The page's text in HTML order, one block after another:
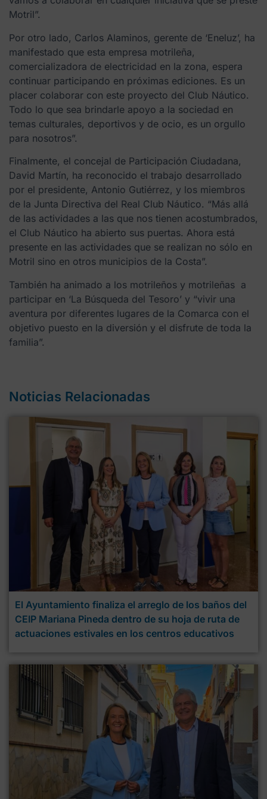
Motril”.
Por otro lado, Carlos Alaminos, gerente de ‘Eneluz’, ha
manifestado que esta empresa motrileña,
comercializadora de electricidad en la zona, espera
continuar participando en próximas ediciones. Es un
placer colaborar con este proyecto del Club Náutico.
Todo lo que sea brindarle apoyo a la sociedad en
temas culturales, deportivos y de ocio, es un orgullo
para nosotros”.
Finalmente, el concejal de Participación Ciudadana,
David Martín, ha reconocido el trabajo desarrollado
por el presidente, Antonio Gutiérrez, y los miembros
de la Junta Directiva del Real Club Náutico. “Más allá
de las actividades a las que nos tienen acostumbrados,
el Club Náutico ha abierto sus puertas. Ahora está
presente en las actividades que se realizan no sólo en
Motril sino en otros municipios de la Costa”.
También ha animado a los motrileños y motrileñas a
participar en ‘La Búsqueda del Tesoro’ y “vivir una
aventura por diferentes lugares de la Comarca con el
objetivo puesto en la diversión y el disfrute de toda la
familia”.
Noticias Relacionadas
El Ayuntamiento finaliza el arreglo de los baños del
CEIP Mariana Pineda dentro de su hoja de ruta de
actuaciones estivales en los centros educativos